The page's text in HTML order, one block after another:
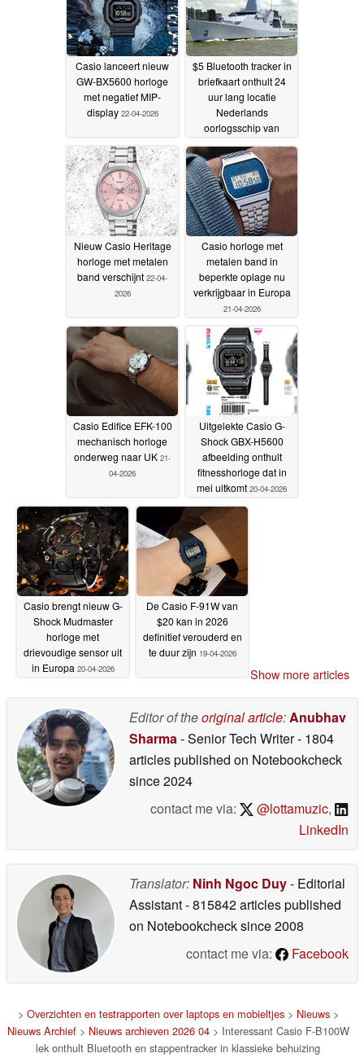
Casio lanceert nieuw
GW-BX5600 horloge
met negatief MIP-
display 22-04-2026
$5 Bluetooth tracker in
briefkaart onthult 24
uur lang locatie
Nederlands
oorlogsschip van
22-04-2026
Nieuw Casio Heritage
horloge met metalen
band verschijnt 22-04-
2026
Casio horloge met
metalen band in
beperkte oplage nu
verkrijgbaar in Europa
21-04-2026
Casio Edifice EFK-100
mechanisch horloge
onderweg naar UK 21-
04-2026
Uitgelekte Casio G-
Shock GBX-H5600
afbeelding onthult
fitnesshorloge dat in
mei uitkomt 20-04-2026
Casio brengt nieuw G-
Shock Mudmaster
horloge met
drievoudige sensor uit
in Europa 20-04-2026
De Casio F-91W van
$20 kan in 2026
definitief verouderd en
te duur zijn 19-04-2026
Show more articles
Editor of theoriginal article: Anubhav
Sharma - Senior Tech Writer- 1804
articles published on Notebookcheck
since 2024
contact me via:
@lottamuzic,
LinkedIn
Translator: Ninh Ngoc Duy- Editorial
Assistant- 815842 articles published
on Notebookchecksince 2008
contact me via:
Facebook
> Overzichten en testrapporten over laptops en mobieltjes> Nieuws>
Nieuws Archief> Nieuws archieven 2026 04> Interessant Casio F-B100W
lek onthult Bluetooth en stappentracker in klassieke behuizing